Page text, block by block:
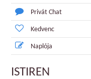
Privát Chat
Kedvenc
Naplója
ISTIREN